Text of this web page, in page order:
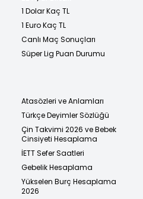
1 Dolar Kaç TL
1 Euro Kaç TL
Canlı Maç Sonuçları
Süper Lig Puan Durumu
Atasözleri ve Anlamları
Türkçe Deyimler Sözlüğü
Çin Takvimi 2026 ve Bebek
Cinsiyeti Hesaplama
İETT Sefer Saatleri
Gebelik Hesaplama
Yükselen Burç Hesaplama
2026